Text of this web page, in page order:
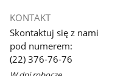
KONTAKT
Skontaktuj się z nami
pod numerem:
(22) 376-76-76